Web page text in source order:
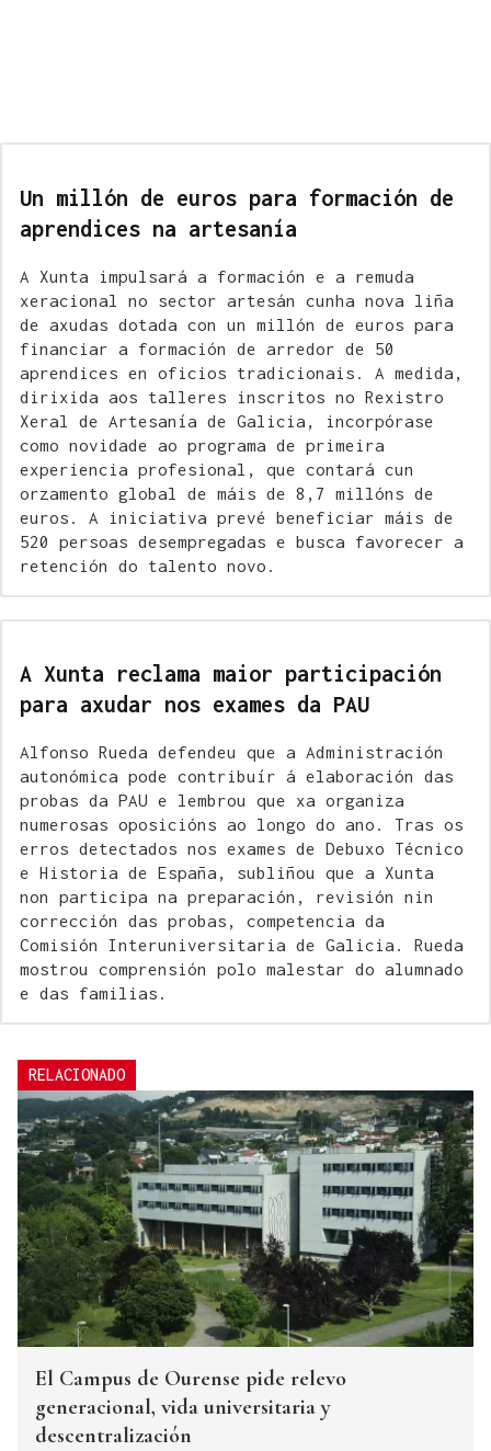
Un millón de euros para formación de
aprendices na artesanía
A Xunta impulsará a formación e a remuda
xeracional no sector artesán cunha nova liña
de axudas dotada con un millón de euros para
financiar a formación de arredor de 50
aprendices en oficios tradicionais. A medida,
dirixida aos talleres inscritos no Rexistro
Xeral de Artesanía de Galicia, incorpórase
como novidade ao programa de primeira
experiencia profesional, que contará cun
orzamento global de máis de 8,7 millóns de
euros. A iniciativa prevé beneficiar máis de
520 persoas desempregadas e busca favorecer a
retención do talento novo.
A Xunta reclama maior participación
para axudar nos exames da PAU
Alfonso Rueda defendeu que a Administración
autonómica pode contribuír á elaboración das
probas da PAU e lembrou que xa organiza
numerosas oposicións ao longo do ano. Tras os
erros detectados nos exames de Debuxo Técnico
e Historia de España, subliñou que a Xunta
non participa na preparación, revisión nin
corrección das probas, competencia da
Comisión Interuniversitaria de Galicia. Rueda
mostrou comprensión polo malestar do alumnado
e das familias.
RELACIONADO
El Campus de Ourense pide relevo
generacional, vida universitaria y
descentralización